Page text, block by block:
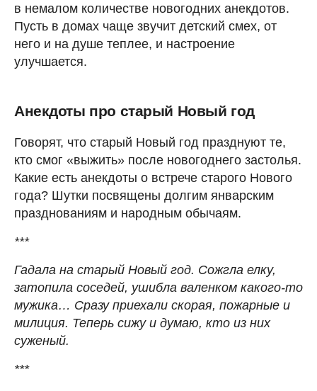
в немалом количестве новогодних анекдотов.
Пусть в домах чаще звучит детский смех, от
него и на душе теплее, и настроение
улучшается.
Анекдоты про старый Новый год
Говорят, что старый Новый год празднуют те,
кто смог «выжить» после новогоднего застолья.
Какие есть анекдоты о встрече старого Нового
года? Шутки посвящены долгим январским
празднованиям и народным обычаям.
***
Гадала на старый Новый год. Сожгла елку,
затопила соседей, ушибла валенком какого-то
мужика… Сразу приехали скорая, пожарные и
милиция. Теперь сижу и думаю, кто из них
суженый.
***